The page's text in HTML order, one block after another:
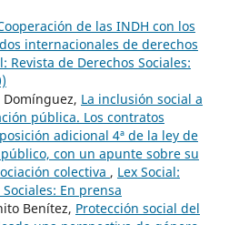
de las INDH con los
internacionales de derechos
Revista de Derechos Sociales:
Domínguez, La inclusión social a
pública. Los contratos
adicional 4ª de la ley de
con un apunte sobre su
colectiva , Lex Social:
En prensa
Benítez, Protección social del